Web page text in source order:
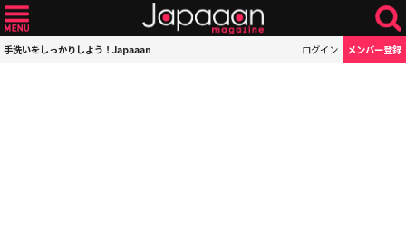
手洗いをしっかりしよう！Japaaan ログイン メンバー登録